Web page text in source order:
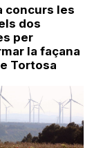
concurs les
dos
per
la façana
Tortosa